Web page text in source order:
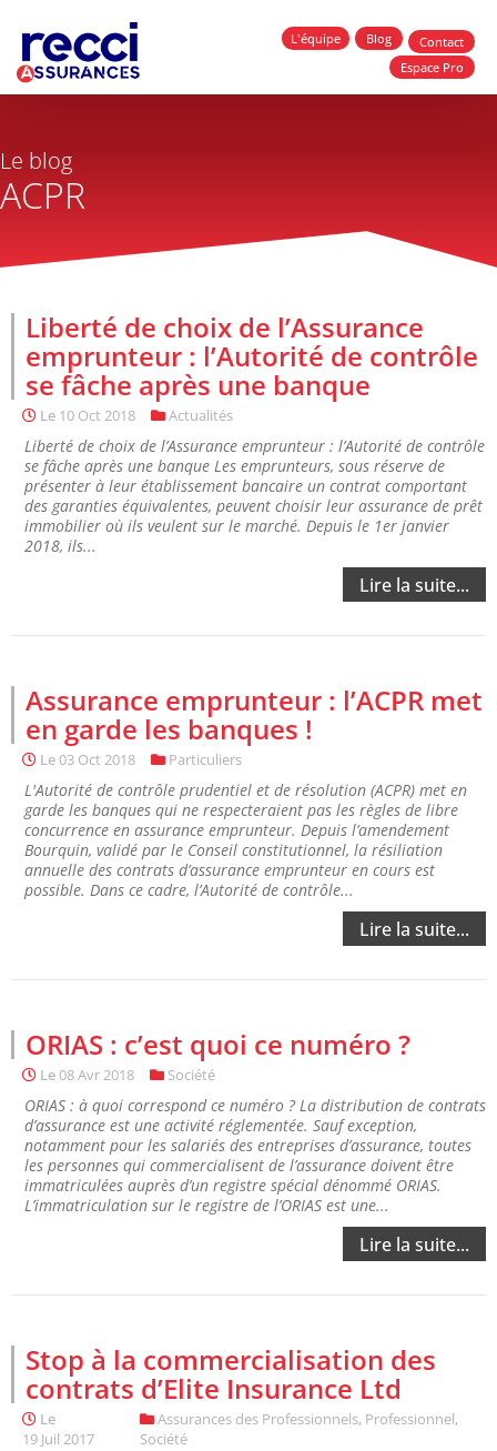
L'équipe Blog
Contact
Espace Pro
Le blog
ACPR
Liberté de choix de l’Assurance
emprunteur : l’Autorité de contrôle
se fâche après une banque
Le 10 Oct 2018 Actualités
Liberté de choix de l’Assurance emprunteur : l’Autorité de contrôle
se fâche après une banque Les emprunteurs, sous réserve de
présenter à leur établissement bancaire un contrat comportant
des garanties équivalentes, peuvent choisir leur assurance de prêt
immobilier où ils veulent sur le marché. Depuis le 1er janvier
2018, ils...
Lire la suite...
Assurance emprunteur : l’ACPR met
en garde les banques !
Le03 Oct 2018 Particuliers
L'Autorité de contrôle prudentiel et de résolution (ACPR) met en
garde les banques qui ne respecteraient pas les règles de libre
concurrence en assurance emprunteur. Depuis l’amendement
Bourquin, validé par le Conseil constitutionnel, la résiliation
annuelle des contrats d’assurance emprunteur en cours est
possible. Dans ce cadre, l’Autorité de contrôle...
Lire la suite...
ORIAS : c’est quoi ce numéro ?
Le08 Avr 2018 Société
ORIAS : à quoi correspond ce numéro ? La distribution de contrats
d’assurance est une activité réglementée. Sauf exception,
notamment pour les salariés des entreprises d’assurance, toutes
les personnes qui commercialisent de l’assurance doivent être
immatriculées auprès d’un registre spécial dénommé ORIAS.
L’immatriculation sur le registre de l’ORIAS est une...
Lire la suite...
Stop à la commercialisation des
contrats d’Elite Insurance Ltd
Le
19 Juil 2017
Assurances des Professionnels, Professionnel,
Société